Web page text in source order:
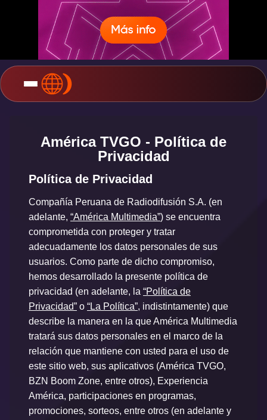
América TVGO - Política de
Privacidad
Política de Privacidad
Compañía Peruana de Radiodifusión S.A. (en
adelante, “América Multimedia”) se encuentra
comprometida con proteger y tratar
adecuadamente los datos personales de sus
usuarios. Como parte de dicho compromiso,
hemos desarrollado la presente política de
privacidad (en adelante, la “Política de
Privacidad” o “La Política”, indistintamente) que
describe la manera en la que América Multimedia
tratará sus datos personales en el marco de la
relación que mantiene con usted para el uso de
este sitio web, sus aplicativos (América TVGO,
BZN Boom Zone, entre otros), Experiencia
América, participaciones en programas,
promociones, sorteos, entre otros (en adelante y